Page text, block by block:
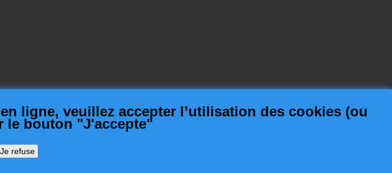
ligne, veuillez accepter l’utilisation des cookies (ou
le bouton "J'accepte"
Je refuse